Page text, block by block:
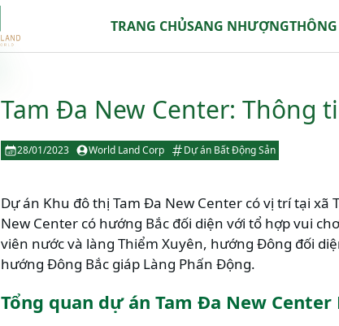
TRANG CHỦSANG NHƯỢNG
Tam Đa New Center: Thông
28/01/2023 World Land Corp Dự án Bất Động Sản
Dự án Khu đô thị Tam Đa New Center có vị trí tại
New Center có hướng Bắc đối diện với tổ hợp vui
viên nước và làng Thiểm Xuyên, hướng Đông đối
hướng Đông Bắc giáp Làng Phấn Động.
Tổng quan dự án Tam Đa New Center